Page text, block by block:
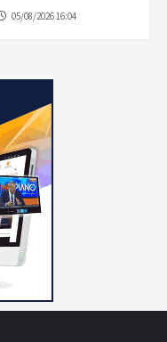
05/08/2026 16:04